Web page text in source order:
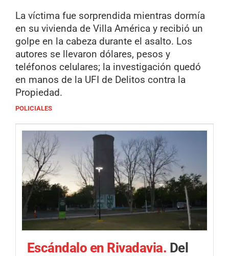
La víctima fue sorprendida mientras dormía
en su vivienda de Villa América y recibió un
golpe en la cabeza durante el asalto. Los
autores se llevaron dólares, pesos y
teléfonos celulares; la investigación quedó
en manos de la UFI de Delitos contra la
Propiedad.
POLICIALES
Escándalo en Rivadavia. Del